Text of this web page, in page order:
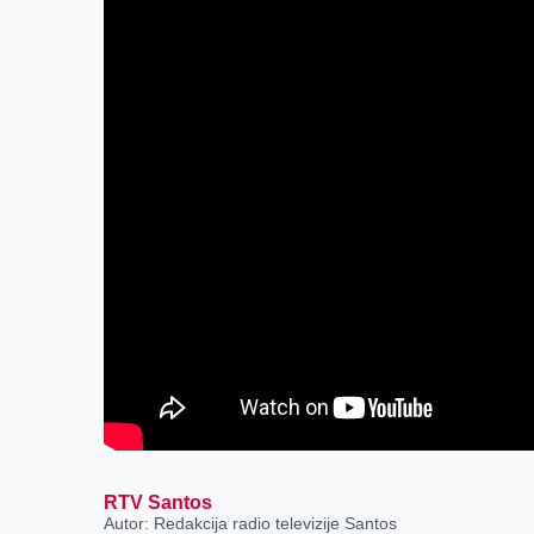
RTV Santos
Autor: Redakcija radio televizije Santos